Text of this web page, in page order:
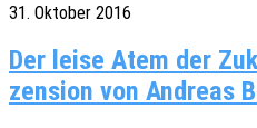
31. Oktober 2016
Der leise Atem der
zen­sion von Andreas